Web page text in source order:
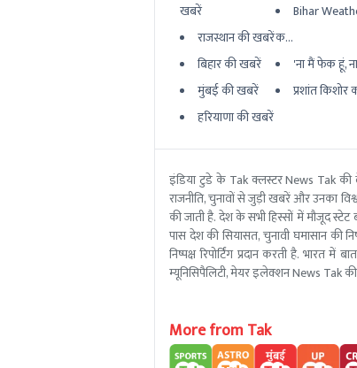
खबरें
राजस्थान की खबरें
बिहार की खबरें
मुंबई की खबरें
हरियाणा की खबरें
Bihar
क...
'ना मैं फेक हूं,
प्रशांत
इंडिया टुडे के Tak क्लस्टर News Tak की
राजनीति, चुनावों से जुड़ी खबरें और उनका
की जाती है. देश के सभी हिस्सों में मौजूद
पास देश की सियासत, चुनावी घमासान की
निष्पक्ष रिपोर्टिंग प्रदान करती है. भारत
म्यूनिसिपैलिटी, मेयर इलेक्शन News Tak
More from Tak